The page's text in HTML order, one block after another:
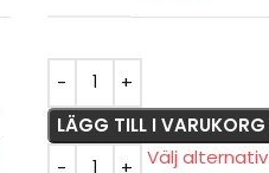
LÄGG TILL I VARUKORG
Välj alternativ